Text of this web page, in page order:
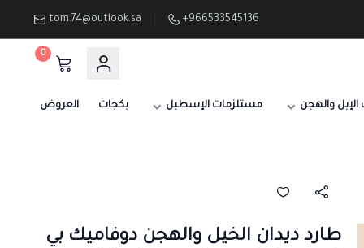
+966533545136
tom.74@outlook.sa
0
والهجن مستلزمات الإسطبل بكجات العروض
طارد ديدان الخيل والهجن دوفاميك بي